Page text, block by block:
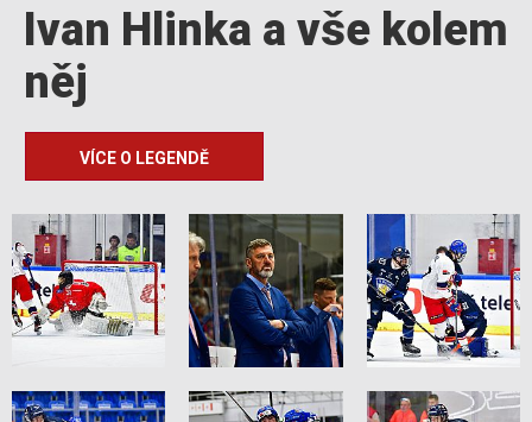
Ivan Hlinka a vše kolem
něj
VÍCE O LEGENDĚ